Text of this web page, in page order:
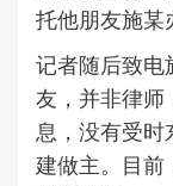
托他朋友施某
记者随后致电
友，并非律师
息，没有受时
建做主。目前